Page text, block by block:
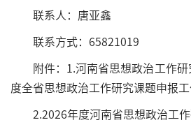
联系人：唐亚鑫
联系方式：65821019
附件：1.河南省思想政治工作
度全省思想政治工作研究课题申报
2.2026年度河南省思想政治工